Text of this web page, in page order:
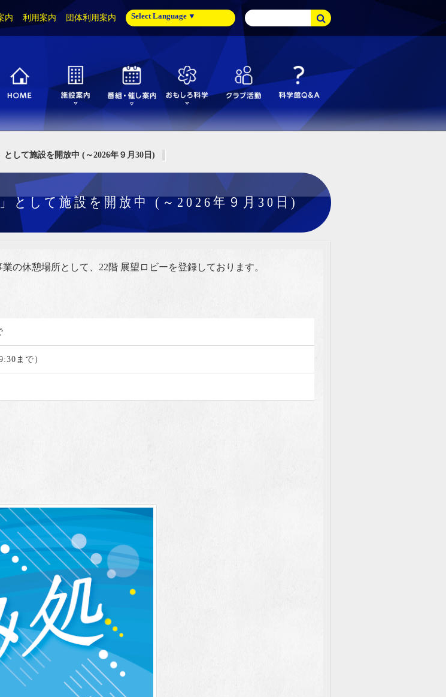
Select Language ▼
内 利用案内 団体利用案内
して施設を開放中 (～2026年９月30日)
として施設を開放中 (～2026年９月30日)
休憩場所として、22階 展望ロビーを登録しております。
まで）